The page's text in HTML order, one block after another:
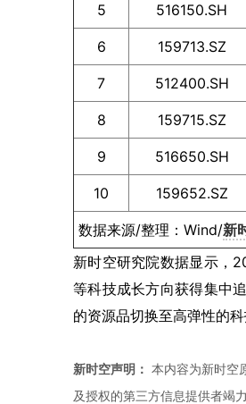
5 516150.SH
6 159713.SZ
7 512400.SH
8 159715.SZ
9 516650.SH
10 159652.SZ
数据来源/整理：Wind/新
新时空研究院数据显示，
等科技成长方向获得集中
的资源品切换至高弹性的
新时空声明： 本内容为新时空
及授权的第三方信息提供者竭